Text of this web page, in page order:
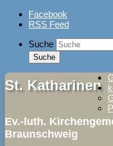
Skip
Facebook
RSS Feed
Suche
St. Katharinen
Ev.-luth.
Braunschweig